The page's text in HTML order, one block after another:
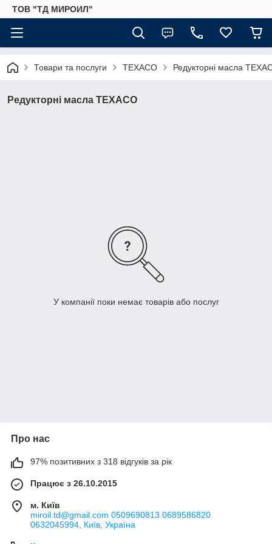
ТОВ "ТД МИРОИЛ"
Товари та послуги TEXACO Редукторні масла
Редукторні масла TEXACO
У компанії поки немає товарів або послуг
Про нас
97% позитивних з 318 відгуків за рік
Працює з 26.10.2015
м. Київ
miroil.td@gmail.com 0509690813 0689586820
0632045994, Київ, Україна